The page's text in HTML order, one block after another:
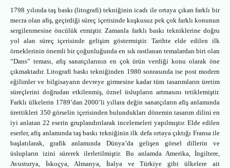
1798 yılında taş baskı (litografi) tekniğinin icadı ile ortaya çıkan farklı bir
mecra olan afiş, geçirdiği süreç içerisinde kuşkusuz pek çok farklı konunun
sergilenmesine öncülük etmiştir. Zamanla farklı baskı tekniklerine doğru
yol alan süreç içerisinde gelişim göstermiştir. Tarihte elde edilen ilk
örneklerinin önemli bir çoğunluğunda en sık rastlanan temalardan biri olan
“Dans” teması, afiş sanatçılarının en çok ürün verdiği konu olarak öne
çıkmaktadır. Litografi baskı tekniğinden 1980 sonrasında ise post modern
eğilimler ve bilgisayarın devreye girmesine kadar tüm tasarımların üretim
süreçlerini doğrudan etkilenmiş, öznel üslupların artmasını tetiklemiştir.
Farklı ülkelerin 1789’dan 2000’li yıllara değin sanatçıların afiş anlamında
ürettikleri 350 görselin içerisinden bulundukları dönemin tasarım dilini en
iyi anlatan 22 eserin gruplandırılarak incelemeleri yapılmıştır. Elde edilen
eserler, afiş anlamında taş baskı tekniğinin ilk defa ortaya çıktığı Fransa ile
başlatılarak, grafik anlamında Dünya’da gelişen görsel dillerin ve
üslupların izini sürerek ilerletilmiştir. Bu anlamda Amerika, İngiltere,
Avusturya, İskoçya, Almanya, İtalya ve Türkiye gibi ülkelere ait